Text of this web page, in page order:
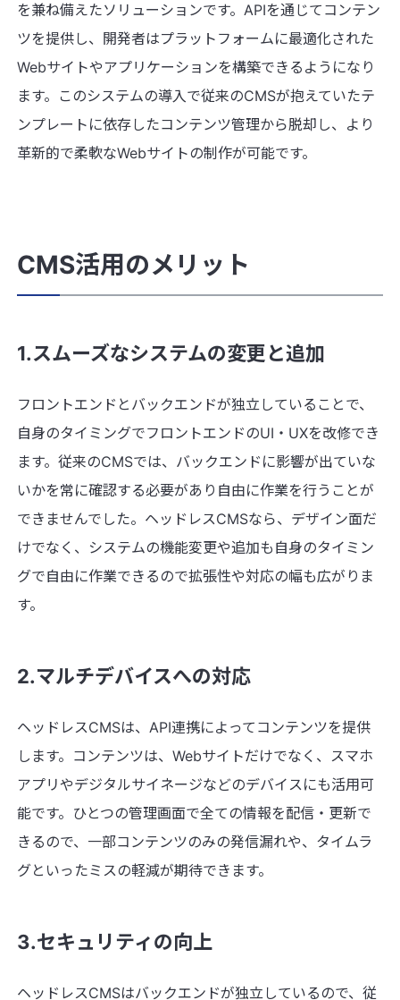
を兼ね備えたソリューションです。APIを通じてコンテン
ツを提供し、開発者はプラットフォームに最適化された
Webサイトやアプリケーションを構築できるようになり
ます。このシステムの導入で従来のCMSが抱えていたテ
ンプレートに依存したコンテンツ管理から脱却し、より
革新的で柔軟なWebサイトの制作が可能です。
CMS活用のメリット
1.スムーズなシステムの変更と追加
フロントエンドとバックエンドが独立していることで、
自身のタイミングでフロントエンドのUI・UXを改修でき
ます。従来のCMSでは、バックエンドに影響が出ていな
いかを常に確認する必要があり自由に作業を行うことが
できませんでした。ヘッドレスCMSなら、デザイン面だ
けでなく、システムの機能変更や追加も自身のタイミン
グで自由に作業できるので拡張性や対応の幅も広がりま
す。
2.マルチデバイスへの対応
ヘッドレスCMSは、API連携によってコンテンツを提供
します。コンテンツは、Webサイトだけでなく、スマホ
アプリやデジタルサイネージなどのデバイスにも活用可
能です。ひとつの管理画面で全ての情報を配信・更新で
きるので、一部コンテンツのみの発信漏れや、タイムラ
グといったミスの軽減が期待できます。
3.セキュリティの向上
ヘッドレスCMSはバックエンドが独立しているので、従